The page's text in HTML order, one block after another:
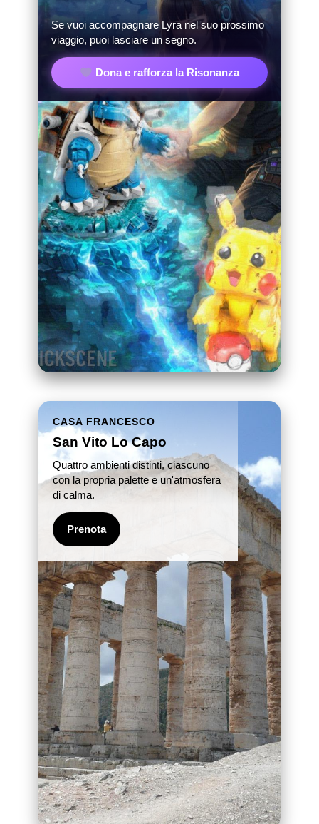
Se vuoi accompagnare Lyra nel suo prossimo
viaggio, puoi lasciare un segno.
Dona e rafforza la Risonanza
CASA FRANCESCO
San Vito Lo Capo
Quattro ambienti distinti, ciascuno
con la propria palette e un'atmosfera
di calma.
Prenota